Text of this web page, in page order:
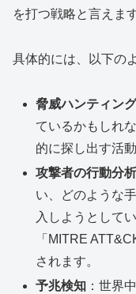
を打つ戦略と言えます
具体的には、以下の
脅威ハンティン
ているかもしれ
的に探し出す活動
攻撃者の行動分
い、どのような
入しようとして
「MITRE
されます。
予兆検知 ：世界